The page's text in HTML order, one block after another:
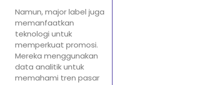
Namun, major label juga
memanfaatkan
teknologi untuk
memperkuat promosi.
Mereka menggunakan
data analitik untuk
memahami tren pasar